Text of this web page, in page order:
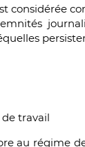
considérée
travail
au régime